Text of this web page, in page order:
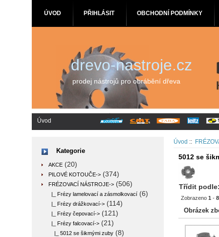
ÚVOD PŘIHLÁSIT OBCHODNÍ PODMÍNKY
drevo-nastroje.cz
prodej nástrojů pro obrábění dřeva
Úvod
Kategorie
AKCE (20)
PILOVÉ KOTOUČE-> (374)
FRÉZOVACÍ NÁSTROJE-> (506)
|_ Frézy lamelovací a zásmolkovací (6)
|_ Frézy drážkovací-> (114)
|_ Frézy čepovací-> (121)
|_ Frézy falcovací-> (21)
|_ 5012 se šikmými zuby (8)
Úvod ::
5012 se
Třídit
Zobrazeno1 -8
Obrázek